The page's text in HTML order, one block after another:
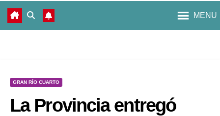
MENU
GRAN RÍO CUARTO
La Provincia entregó